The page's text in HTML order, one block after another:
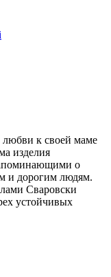
к своей маме
изделия
о
и дорогим людям.
Сваровски
устойчивых